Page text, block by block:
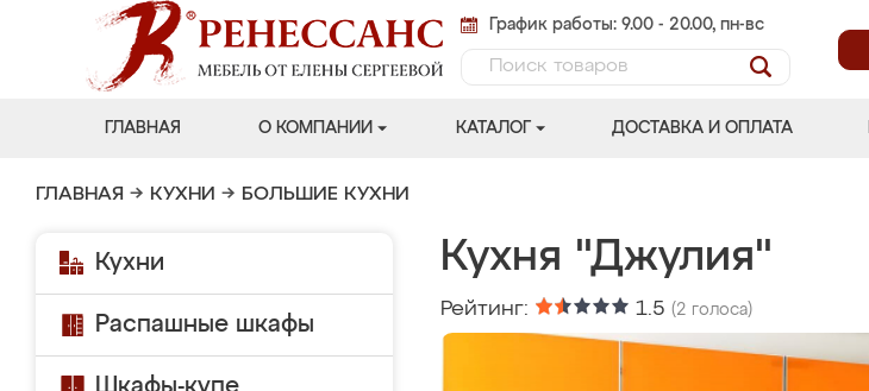
График работы: 9.00 - 20.00, пн-вс
ГЛАВНАЯ О КОМПАНИИ КАТАЛОГ ДОСТАВКА И ОПЛАТА
ГЛАВНАЯ → КУХНИ → БОЛЬШИЕ КУХНИ
Кухни
Распашные шкафы
Шкафы-купе
Кухня "Джулия"
Рейтинг: 1.5 (2 голоса)